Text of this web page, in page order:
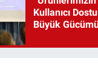
Kullanıcı
Büyük